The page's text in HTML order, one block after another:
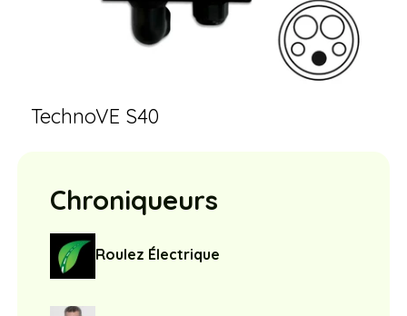
TechnoVE S40
Chroniqueurs
Roulez Électrique